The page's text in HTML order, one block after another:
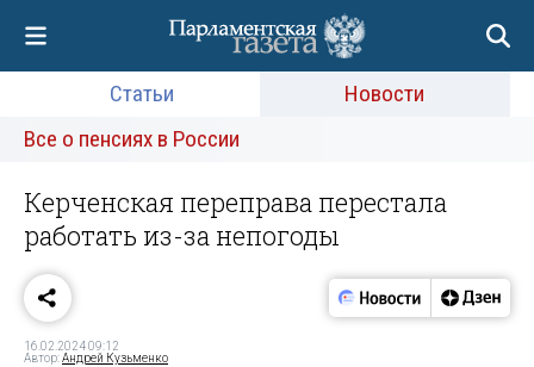
Статьи
Новости
Все о пенсиях в России
Керченская переправа перестала
работать из-за непогоды
16.02.2024 09:12
Автор:Андрей Кузьменко